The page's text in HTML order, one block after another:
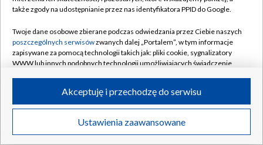
Transmisje Wideo
Oferta Handlowa
Emisja w TVP
Rada Programowa
Ogłoszenia przetargowe
Akademia Telewizyjna
Centrum informacji TVP
Biuro reklamy
Kanały
©2026 Telewizja Polska Spółka Akcyjna w likwidacji
także zgody na udostępnianie przez nas identyfikatora PPID do Google.
Twoje dane osobowe zbierane podczas odwiedzania przez Ciebie naszych
poszczególnych serwisówzwanych dalej „Portalem”, w tym informacje
zapisywane za pomocą technologii takich jak: pliki cookie, sygnalizatory
WWW lub innych podobnych technologii umożliwiających świadczenie
ruchu w Internecie.
Twoje dane osobowe zbierane podczas odwiedzania przez Ciebie
poszczególnych serwisówna Portalu, takie jak adresy IP, identyfikatory
Ustawienia zaawansowane
Akceptuję i przechodzę do serwisu